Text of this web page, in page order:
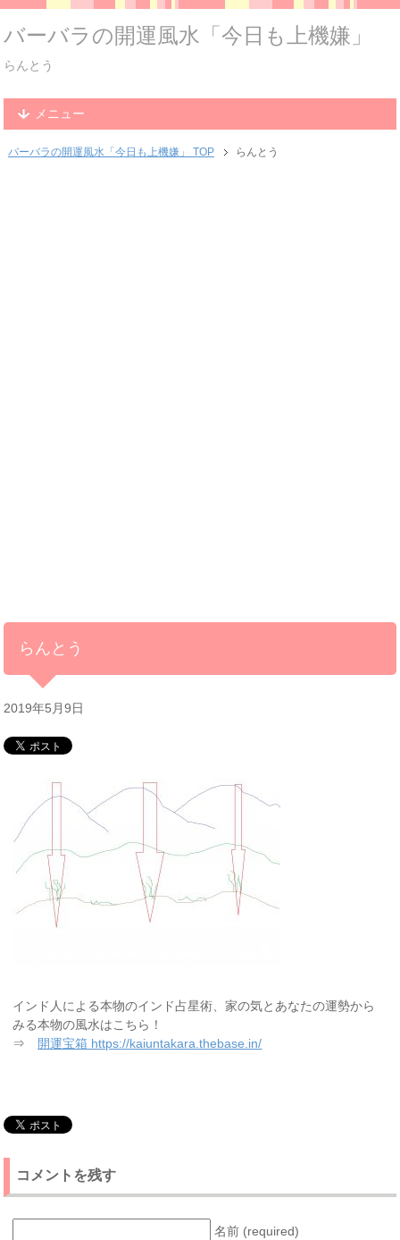
バーバラの開運風水「今日も上機嫌」
らんとう
メニュー
バーバラの開運風水「今日も上機嫌」 TOP らんとう
らんとう
2019年5月9日
インド人による本物のインド占星術、家の気とあなたの運勢から
みる本物の風水はこちら！
⇒ 開運宝箱 https://kaiuntakara.thebase.in/
コメントを残す
名前 (required)